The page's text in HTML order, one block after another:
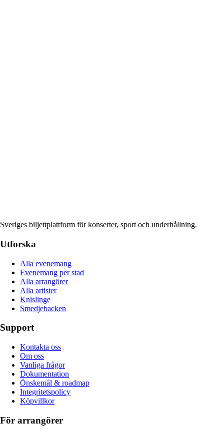
Sveriges biljettplattform för konserter, sport och underhållning.
Utforska
Alla evenemang
Evenemang per stad
Alla arrangörer
Alla artister
Knislinge
Smedjebacken
Support
Kontakta oss
Om oss
Vanliga frågor
Dokumentation
Önskemål & roadmap
Integritetspolicy
Köpvillkor
För arrangörer